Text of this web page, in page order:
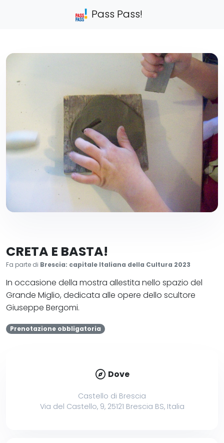
Pass Pass!
CRETA E BASTA!
Fa parte di Brescia: capitale Italiana della Cultura 2023
In occasione della mostra allestita nello spazio del
Grande Miglio, dedicata alle opere dello scultore
Giuseppe Bergomi.
Prenotazione obbligatoria
explore Dove
Castello di Brescia
Via del Castello, 9, 25121 Brescia BS, Italia